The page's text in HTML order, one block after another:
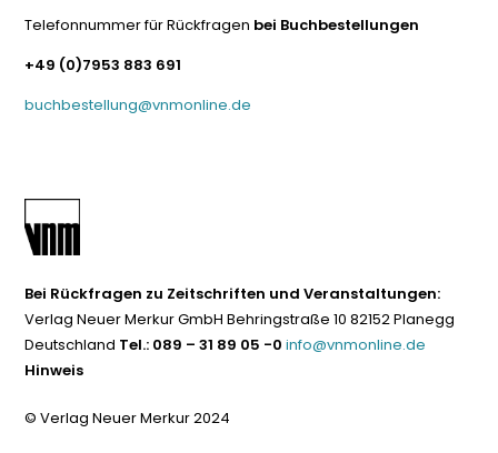
Telefonnummer für Rückfragen bei Buchbestellungen
+49 (0)7953 883 691
buchbestellung@vnmonline.de
Bei Rückfragen zu Zeitschriften und Veranstaltungen:
Verlag Neuer Merkur GmbH Behringstraße 10 82152 Planegg
Deutschland Tel.: 089 – 31 89 05 -0 info@vnmonline.de
Hinweis
© Verlag Neuer Merkur 2024